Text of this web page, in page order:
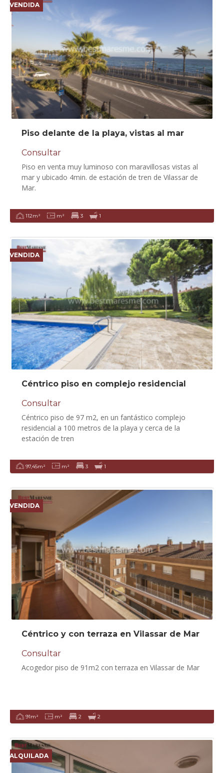
VENDIDA
Piso delante de la playa, vistas al mar
Consultar
Piso en venta muy luminoso con maravillosas vistas al
mar y ubicado 4min. de estación de tren de Vilassar de
Mar.
112m² m² 3 1
VENDIDA
Céntrico piso en complejo residencial
Consultar
Céntrico piso de 97 m2, en un fantástico complejo
residencial a 100 metros de la playa y cerca de la
estación de tren
97,45m² m² 3 1
VENDIDA
Céntrico y con terraza en Vilassar de Mar
Consultar
Acogedor piso de 91m2 con terraza en Vilassar de Mar
91m² m² 2 2
ALQUILADA